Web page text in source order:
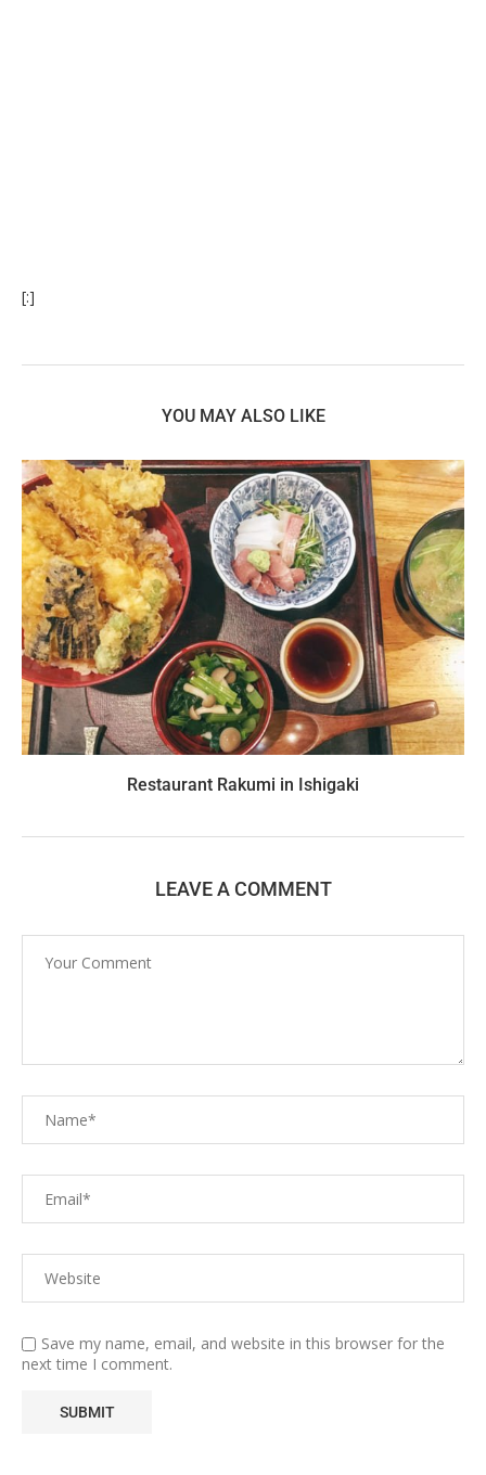
[:]
YOU MAY ALSO LIKE
Restaurant Rakumi in Ishigaki
LEAVE A COMMENT
Save my name, email, and website in this browser for the
next time I comment.